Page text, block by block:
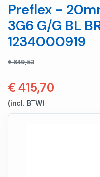
Preflex -
3G6 G/G BL
1234000919
€ 649,53
€ 415,70
(incl. BTW)